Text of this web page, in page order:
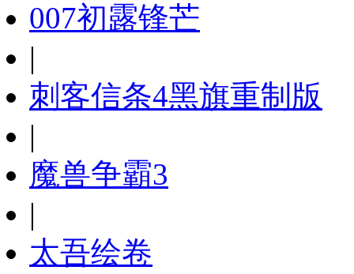
007初露锋芒
|
刺客信条4黑旗重制版
|
魔兽争霸3
|
太吾绘卷